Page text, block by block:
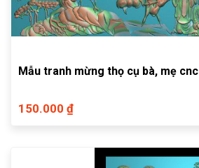
Mẫu tranh mừng thọ cụ bà, mẹ cnc
150.000 ₫